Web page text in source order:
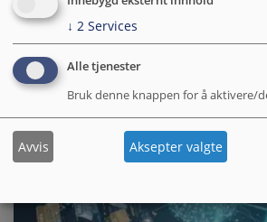
↓ 2 Services
Alle tjenester
Bruk denne knappen for å aktivere/
Avvis Aksepter valgte